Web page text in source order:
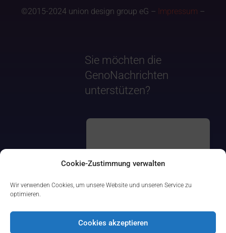
Cookie-Zustimmung verwalten
Wir verwenden Cookies, um unsere Website und unseren Service zu
optimieren.
Cookies akzeptieren
©2015-2024 union design group eG – Impressum –
Sie möchten die
GenoNachrichten
unterstützen?